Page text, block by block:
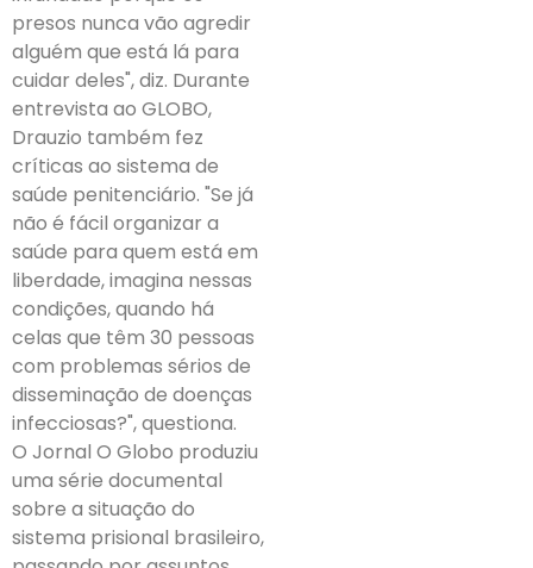
presos nunca vão agredir
alguém que está lá para
cuidar deles", diz. Durante
entrevista ao GLOBO,
Drauzio também fez
críticas ao sistema de
saúde penitenciário. "Se já
não é fácil organizar a
saúde para quem está em
liberdade, imagina nessas
condições, quando há
celas que têm 30 pessoas
com problemas sérios de
disseminação de doenças
infecciosas?", questiona.
O Jornal O Globo produziu
uma série documental
sobre a situação do
sistema prisional brasileiro,